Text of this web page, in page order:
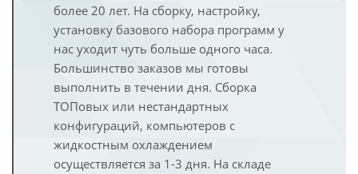
более 20 лет. На сборку, настройку,
установку базового набора программ у
нас уходит чуть больше одного часа.
Большинство заказов мы готовы
выполнить в течении дня. Сборка
ТОПовых или нестандартных
конфигураций, компьютеров с
жидкостным охлаждением
осуществляется за 1-3 дня. На складе